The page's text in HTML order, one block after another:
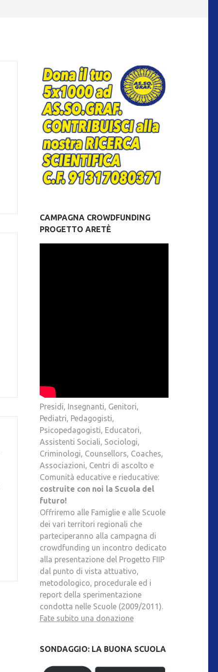
CAMPAGNA CROWDFUNDING
PROGETTO ARETÈ
Presidi, Insegnanti, Genitori,
Pediatri, Pedagogisti,
Psicopedagogisti, Educatori,
Assistenti Sociali, Sociologi,
Criminologi, Counsellors, Coaches,
Associazioni, Centri di ascolto e
Comunità educative e rieducative:
costruite con noi la Scuola del
futuro!
Offriremo alle Famiglie e alle Scuole
dei vari territori regionali che
parteciperanno alla campagna di
crowdfunding un incontro dedicato
alla presentazione del Progetto FIIP
dal punto di vista attuativo,
metodologico, procedurale ed i
report della sperimentazione
condotta nelle Scuole (2009/2011).
Fate subito una donazione
SONDAGGIO: LA BUONA SCUOLA